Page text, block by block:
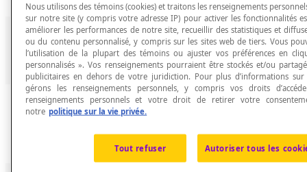
L'hexaèdre régulier a 6 sommets, 12 arêtes et 8
L'octaèdre régulier a 6 sommets, 12 arêtes et 8
Nous utilisons des témoins (cookies) et traitons les renseignements
sur notre site (y compris votre adresse IP) pour activer les fonctionnalités
améliorer les performances de notre site, recueillir des statistiques et
ou du contenu personnalisé, y compris sur les sites web de tiers. Vous
l’utilisation de la plupart des témoins ou ajuster vos préférences en
personnalisés ». Vos renseignements pourraient être stockés et/ou
publicitaires en dehors de votre juridiction. Pour plus d’informations
gérons les renseignements personnels, y compris vos droits
renseignements personnels et votre droit de retirer votre
notre politique sur la vie privée.
Tout refuser Autoriser tous les